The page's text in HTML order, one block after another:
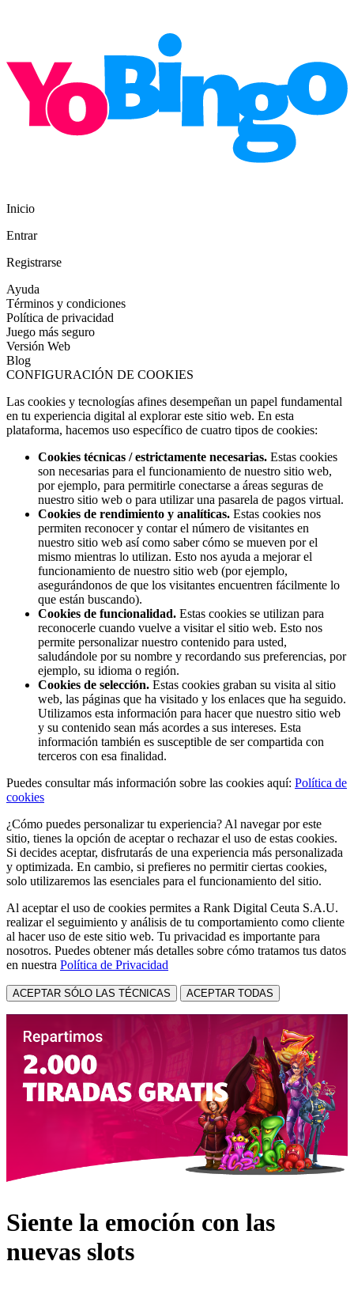
Inicio
Entrar
Registrarse
Ayuda
Términos y condiciones
Política de privacidad
Juego más seguro
Versión Web
Blog
CONFIGURACIÓN DE COOKIES
Las cookies y tecnologías afines desempeñan un papel fundamental
en tu experiencia digital al explorar este sitio web. En esta
plataforma, hacemos uso específico de cuatro tipos de cookies:
Cookies técnicas / estrictamente necesarias. Estas cookies
son necesarias para el funcionamiento de nuestro sitio web,
por ejemplo, para permitirle conectarse a áreas seguras de
nuestro sitio web o para utilizar una pasarela de pagos virtual.
Cookies de rendimiento y analíticas. Estas cookies nos
permiten reconocer y contar el número de visitantes en
nuestro sitio web así como saber cómo se mueven por el
mismo mientras lo utilizan. Esto nos ayuda a mejorar el
funcionamiento de nuestro sitio web (por ejemplo,
asegurándonos de que los visitantes encuentren fácilmente lo
que están buscando).
Cookies de funcionalidad. Estas cookies se utilizan para
reconocerle cuando vuelve a visitar el sitio web. Esto nos
permite personalizar nuestro contenido para usted,
saludándole por su nombre y recordando sus preferencias, por
ejemplo, su idioma o región.
Cookies de selección. Estas cookies graban su visita al sitio
web, las páginas que ha visitado y los enlaces que ha seguido.
Utilizamos esta información para hacer que nuestro sitio web
y su contenido sean más acordes a sus intereses. Esta
información también es susceptible de ser compartida con
terceros con esa finalidad.
Puedes consultar más información sobre las cookies aquí: Política de
cookies
¿Cómo puedes personalizar tu experiencia? Al navegar por este
sitio, tienes la opción de aceptar o rechazar el uso de estas cookies.
Si decides aceptar, disfrutarás de una experiencia más personalizada
y optimizada. En cambio, si prefieres no permitir ciertas cookies,
solo utilizaremos las esenciales para el funcionamiento del sitio.
Al aceptar el uso de cookies permites a Rank Digital Ceuta S.A.U.
realizar el seguimiento y análisis de tu comportamiento como cliente
al hacer uso de este sitio web. Tu privacidad es importante para
nosotros. Puedes obtener más detalles sobre cómo tratamos tus datos
en nuestra Política de Privacidad
ACEPTAR SÓLO LAS TÉCNICAS ACEPTAR TODAS
Siente la emoción con las
nuevas slots